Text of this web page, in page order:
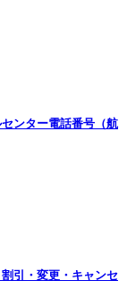
ンター電話番号（航
引・変更・キャンセ